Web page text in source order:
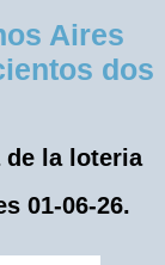
Aires
dos
de la loteria
01-06-26.